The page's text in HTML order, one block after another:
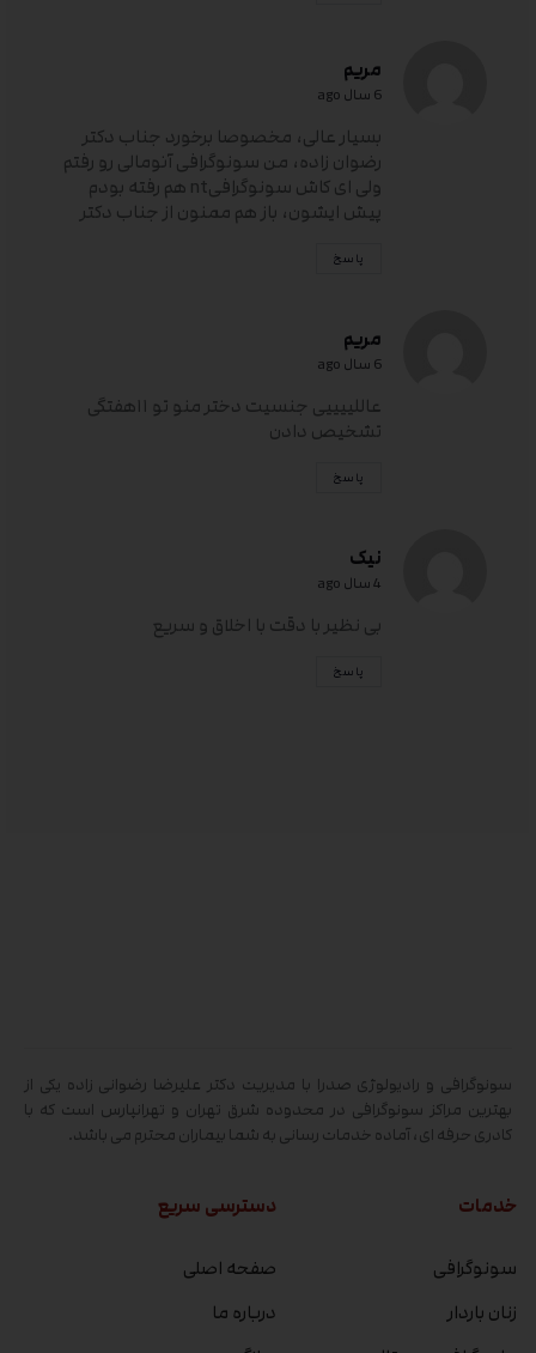
مریم
6 سال ago
بسیار عالی، مخصوصا برخورد جناب دکتر
رضوان زاده، من سونوگرافی آنومالی رو رفتم
ولی ای کاش سونوگرافیnt هم رفته بودم
پیش ایشون، باز هم ممنون از جناب دکتر
پاسخ
مریم
6 سال ago
عاللییییی جنسیت دختر منو تو ۱۱هفتگی
تشخیص دادن
پاسخ
نیک
4 سال ago
بی نظیر با دقت با اخلاق و سریع
پاسخ
سونوگرافی و رادیولوژی صدرا با مدیریت دکتر علیرضا رضوانی زاده یکی از
بهترین مراکز سونوگرافی در محدوده شرق تهران و تهرانپارس است که با
کادری حرفه ای، آماده خدمات رسانی به شما بیماران محترم می باشد.
خدمات
سونوگرافی
زنان باردار
دسترسی سریع
صفحه اصلی
درباره ما